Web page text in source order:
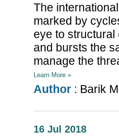
The
marked by
eye to
and bursts the
manage the
Learn More »
Author : Barik
16 Jul 2018